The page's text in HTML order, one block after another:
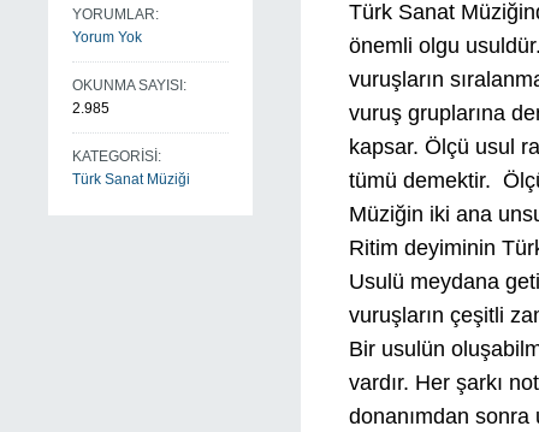
YORUMLAR:
Yorum Yok
OKUNMA SAYISI:
2.985
KATEGORİSİ:
Türk Sanat Müziği
Türk Sanat
önemli olgu
vuruşların
vuruş gruplarına
kapsar. Ölçü usul
tümü demektir.
Müziğin iki ana
Ritim deyiminin
Usulü meydana
vuruşların çeşitli
Bir usulün
vardır. Her şarkı
donanımdan sonra